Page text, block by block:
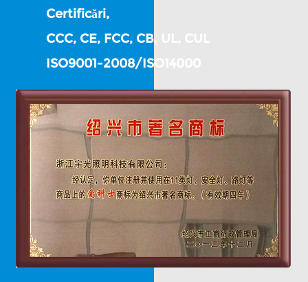
Certificări,
CCC, CE, FCC, CB, UL, CUL
ISO9001-2008/ISO14000